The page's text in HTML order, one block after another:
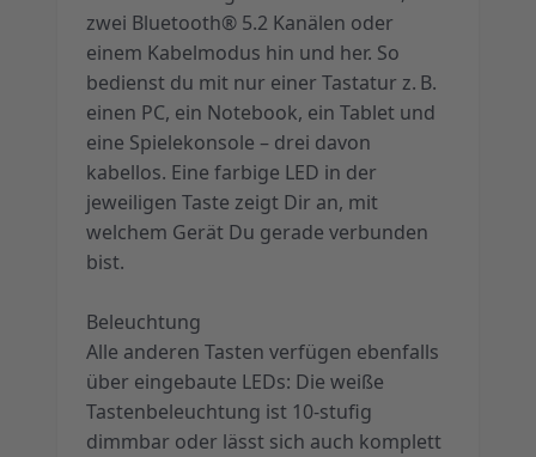
zwei Bluetooth® 5.2 Kanälen oder
einem Kabelmodus hin und her. So
bedienst du mit nur einer Tastatur z. B.
einen PC, ein Notebook, ein Tablet und
eine Spielekonsole – drei davon
kabellos. Eine farbige LED in der
jeweiligen Taste zeigt Dir an, mit
welchem Gerät Du gerade verbunden
bist.
Beleuchtung
Alle anderen Tasten verfügen ebenfalls
über eingebaute LEDs: Die weiße
Tastenbeleuchtung ist 10-stufig
dimmbar oder lässt sich auch komplett